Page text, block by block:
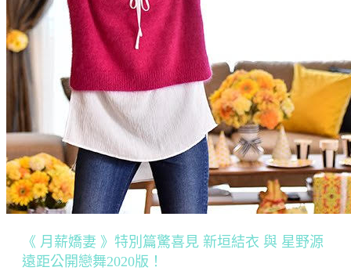
《 月薪嬌妻 》特別篇驚喜見 新垣結衣 與 星野源
遠距公開戀舞2020版！